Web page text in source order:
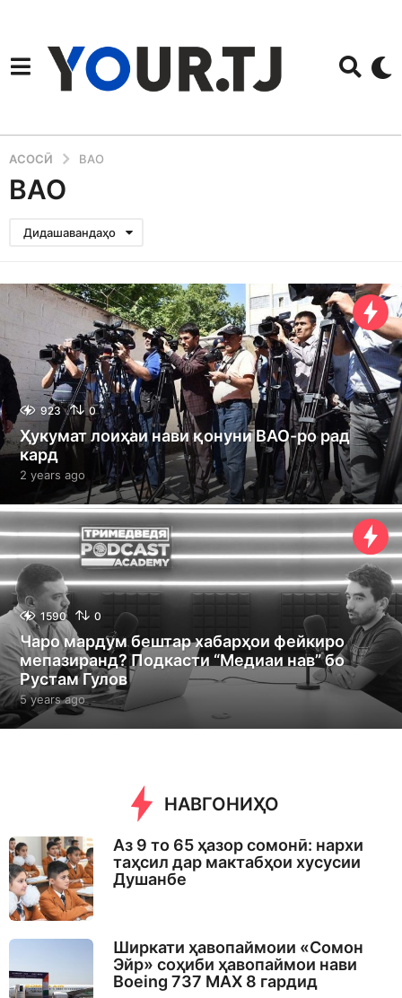
АСОСӢ ВАО
ВАО
Дидашавандаҳо
923 0
Ҳукумат лоиҳаи нави қонуни ВАО-ро рад
кард
2 years ago
y
e
a
r
s
a
g
o
1590 0
Чаро мардум бештар хабарҳои фейкиро
мепазиранд? Подкасти “Медиаи нав” бо
Рустам Гулов
5 years ago4
e
o
НАВГОНИҲО
Аз 9 то 65 ҳазор сомонӣ: нархи
таҳсил дар мактабҳои хусусии
Душанбе
Ширкати ҳавопаймоии «Сомон
Эйр» соҳиби ҳавопаймои нави
Boeing 737 MAX 8 гардид